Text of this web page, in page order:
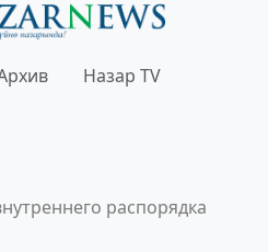
Назар TV
распорядка